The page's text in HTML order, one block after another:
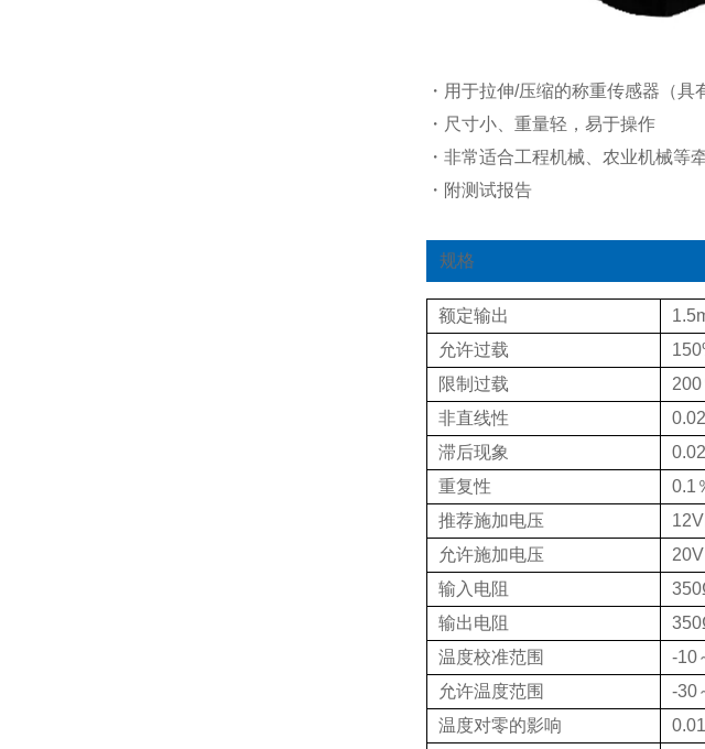
・用于拉伸/压缩的称重传感器（具
・尺寸小、重量轻，易于操作
・非常适合工程机械、农业机械等
・附测试报告
规格
额定输出
允许过载
限制过载
非直线性
滞后现象
重复性
0.1
推荐施加电压
允许施加电压
20V
输入电阻
输出电阻
温度校准范围
-10
允许温度范围
-30
温度对零的影响